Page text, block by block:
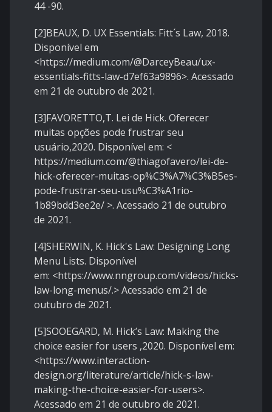
44 -90.
[2]BEAUX, D. UX Essentials: Fitt´s Law, 2018.
Disponível em
<https://medium.com/@DarceyBeau/ux-
essentials-fitts-law-d7ef63a9896>. Acessado
em 21 de outubro de 2021.
[3]FAVORETTO,T. Lei de Hick. Oferecer
muitas opções pode frustrar seu
usuário,2020. Disponível em: <
https://medium.com/@thiagofavero/lei-de-
hick-oferecer-muitas-op%C3%A7%C3%B5es-
pode-frustrar-seu-usu%C3%A1rio-
1b89bdd3ee2e/ >. Acessado 21 de outubro
de 2021.
[4]SHERWIN, K. Hick's Law: Designing Long
Menu Lists. Disponível
em: <https://www.nngroup.com/videos/hicks-
law-long-menus/.> Acessado em 21 de
outubro de 2021.
[5]SOOEGARD, M. Hick’s Law: Making the
choice easier for users ,2020. Disponível em:
<https://www.interaction-
design.org/literature/article/hick-s-law-
making-the-choice-easier-for-users>.
Acessado em 21 de outubro de 2021.